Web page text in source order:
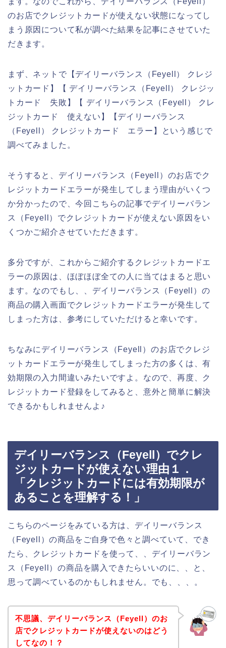
のお店でクレジットカードが使えない状態になってし
まう原因について私が調べた結果を記事にさせていた
だきます。
まず、ネットで【デイリーバランス（Feyell） クレジ
ットカード】【 デイリーバランス（Feyell） クレジッ
トカード 失敗】【 デイリーバランス（Feyell） クレ
ジットカード 使えない】【デイリーバランス
（Feyell） クレジットカード エラー】という感じで
調べてみました。
そうすると、デイリーバランス（Feyell）のお店でク
レジットカードエラーが発生してしまう理由がいくつ
か分かったので、今回こちらの記事でデイリーバラン
ス（Feyell）でクレジットカードが使えない原因をい
くつかご紹介させていただきます。
多分ですが、これからご紹介するクレジットカードエ
ラーの原因は、ほぼほぼ全ての人に当てはまると思い
ます。なのでもし、、デイリーバランス（Feyell）の
商品の購入画面でクレジットカードエラーが発生して
しまった方は、参考にしていただけると幸いです。
ちなみにデイリーバランス（Feyell）のお店でクレジ
ットカードエラーが発生してしまった方の多くは、有
効期限の入力間違いみたいですよ。なので、再度、ク
レジットカード登録をしてみると、意外と簡単に解決
できるかもしれませんよ♪
デイリーバランス（Feyell）でクレ
ジットカードが使えない理由１．
「クレジットカードには有効期限が
あることを理解する！」
こちらのページをみている方は、デイリーバランス
（Feyell）の商品をご自身で色々と調べていて、でき
たら、クレジットカードを使って、、デイリーバラン
ス（Feyell）の商品を購入できたらいいのに、、と、
思って調べているのかもしれません。でも、、、。
不思議、デイリーバランス（Feyell）のお
店でクレジットカードが使えないのはどう
してなの！？